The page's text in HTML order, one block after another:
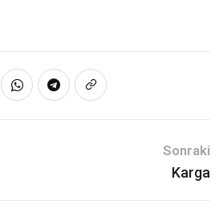
Sonraki
Karga